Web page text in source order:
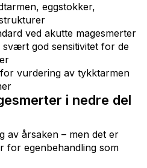
eggstokker,
ved akutte magesmerter
god sensitivitet for de
vurdering av tykktarmen
i nedre del
av årsaken – men det er
for egenbehandling som